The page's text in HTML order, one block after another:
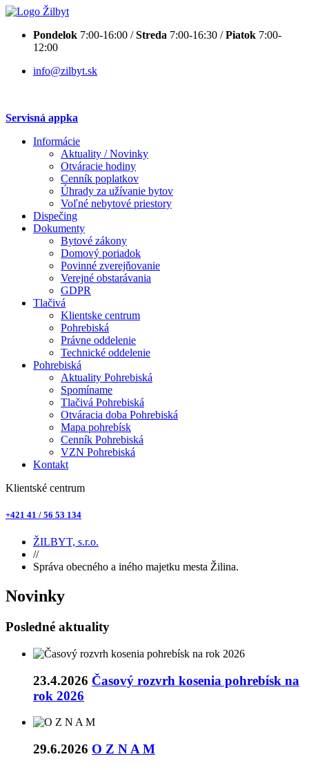
Pondelok 7:00-16:00 /Streda 7:00-16:30 /Piatok 7:00-
12:00
info@zilbyt.sk
Servisná appka
Informácie
Aktuality / Novinky
Otváracie hodiny
Cenník poplatkov
Úhrady za užívanie bytov
Voľné nebytové priestory
Dispečing
Dokumenty
Bytové zákony
Domový poriadok
Povinné zverejňovanie
Verejné obstarávania
GDPR
Tlačivá
Klientske centrum
Pohrebiská
Právne oddelenie
Technické oddelenie
Pohrebiská
Aktuality Pohrebiská
Spomíname
Tlačivá Pohrebiská
Otváracia doba Pohrebiská
Mapa pohrebísk
Cenník Pohrebiská
VZN Pohrebiská
Kontakt
Klientské centrum
+421 41 / 56 53 134
ŽILBYT, s.r.o.
//
Správa obecného a iného majetku mesta Žilina.
Novinky
Posledné aktuality
23.4.2026 Časový rozvrh kosenia pohrebísk na
rok 2026
29.6.2026 O Z N A M